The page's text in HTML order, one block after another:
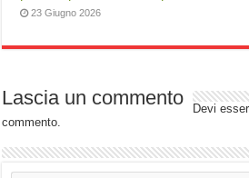
23 Giugno 2026
Lascia un commento Devi
commento.